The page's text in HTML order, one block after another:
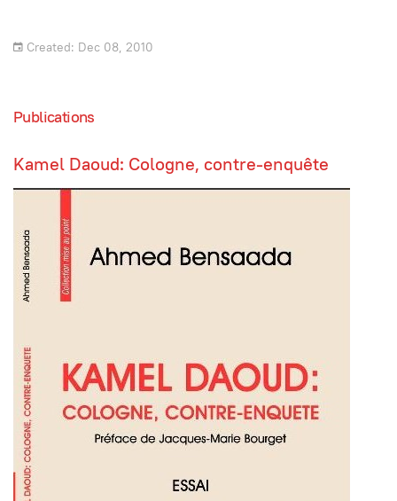
Created: Dec 08, 2010
Publications
Kamel Daoud: Cologne, contre-enquête